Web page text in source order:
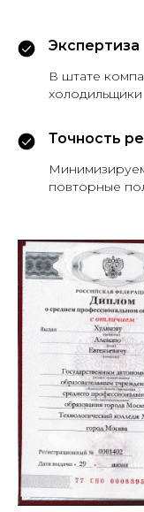
Экспертиза
В штате
холодильщики
Точность
повторные